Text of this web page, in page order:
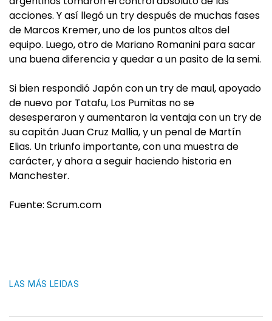
acciones. Y así llegó un try después de muchas fases
de Marcos Kremer, uno de los puntos altos del
equipo. Luego, otro de Mariano Romanini para sacar
una buena diferencia y quedar a un pasito de la semi.
Si bien respondió Japón con un try de maul, apoyado
de nuevo por Tatafu, Los Pumitas no se
desesperaron y aumentaron la ventaja con un try de
su capitán Juan Cruz Mallia, y un penal de Martín
Elias. Un triunfo importante, con una muestra de
carácter, y ahora a seguir haciendo historia en
Manchester.
Fuente: Scrum.com
LAS MÁS LEIDAS